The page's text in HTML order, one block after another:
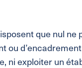
que nul ne
ou
ni exploiter un